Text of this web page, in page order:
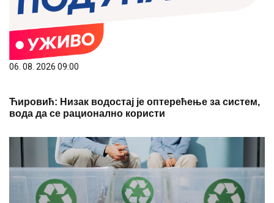
06. 08. 2026 09:00
Ћировић: Низак водостај је оптерећење за систем,
вода да се рационално користи